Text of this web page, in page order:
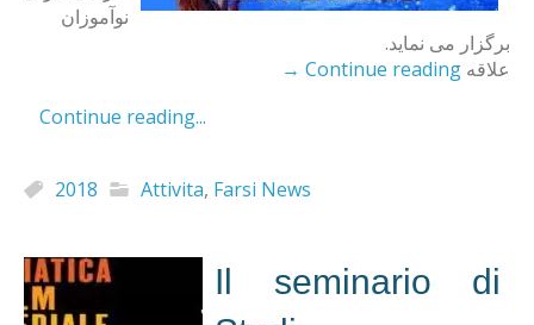
نوآموزان
برگزار می نماید.
علاقه Continue reading
→
Continue reading...
2018 Attivita, Farsi News
Il seminario di